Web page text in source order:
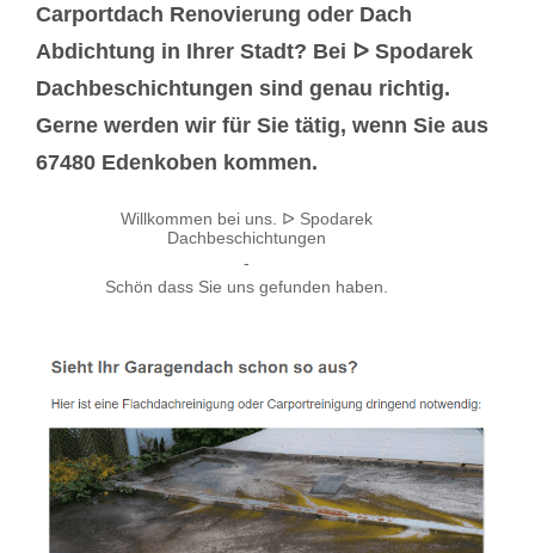
Carportdach Renovierung oder Dach
Abdichtung in Ihrer Stadt? Bei ᐅ Spodarek
Dachbeschichtungen sind genau richtig.
Gerne werden wir für Sie tätig, wenn Sie aus
67480 Edenkoben kommen.
Willkommen bei uns. ᐅ Spodarek
Dachbeschichtungen
-
Schön dass Sie uns gefunden haben.